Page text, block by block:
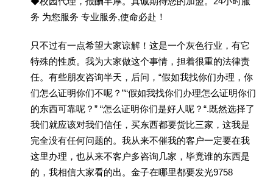
务 为您服务 专业服务,使命必赴！
只不过有一点希望大家谅解！这是一个灰色行业，有它
特殊的性质。我为大家做这个事情，担着很重的法律责
任。有些朋友咨询半天，后问，“假如我找你们办理，你
们怎么证明你们不呢？”“假如我找你们办理怎么证明你们
的东西可靠呢？” “怎么证明你们是好人呢？“.既然选择了
我们就应该对我们信任，买东西都要货比三家，这我是
完全没有任何问题的。我从来不催我的客户一定要在我
这里办理，也从来不客户多咨询几家，毕竟谁的东西是
的，我相信大家看的出。金子在哪里都要发光9758